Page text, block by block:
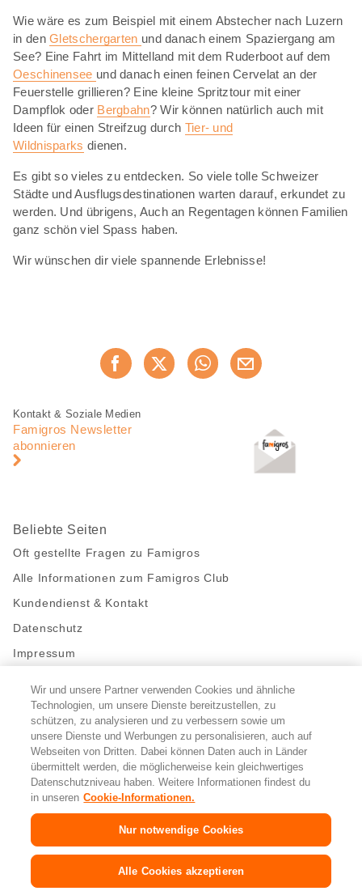
Wie wäre es zum Beispiel mit einem Abstecher nach Luzern
in denGletschergarten und danach einem Spaziergang am
See? Eine Fahrt im Mittelland mit dem Ruderboot auf dem
Oeschinensee und danach einen feinen Cervelat an der
Feuerstelle grillieren? Eine kleine Spritztour mit einer
Dampflok oder Bergbahn? Wir können natürlich auch mit
Ideen für einen Streifzug durch Tier- und
Wildnisparks dienen.
Es gibt so vieles zu entdecken. So viele tolle Schweizer
Städte und Ausflugsdestinationen warten darauf, erkundet zu
werden. Und übrigens, Auch an Regentagen können Familien
ganz schön viel Spass haben.
Wir wünschen dir viele spannende Erlebnisse!
Jetzt weiterempfehlen
Fusszeile
Fusszeile
Navigation
Kontakt & Soziale Medien
Famigros Newsletter
abonnieren
Beliebte Seiten
Oft gestellte Fragen zu Famigros
Alle Informationen zum Famigros Club
Kundendienst & Kontakt
Datenschutz
Impressum
Bleibe mit uns in Kontakt
Facebook
https://twitter.com/migros
https://www.youtube.com/user/
PinterestInstagram
Cookie-Einstellungen
© 2026 Migros-Genossenschafts-Bund
FR IT
Wir und unsere Partner verwenden Cookies und ähnliche
Technologien, um unsere Dienste bereitzustellen, zu
schützen, zu analysieren und zu verbessern sowie um
unsere Dienste und Werbungen zu personalisieren, auch auf
Webseiten von Dritten. Dabei können Daten auch in Länder
übermittelt werden, die möglicherweise kein gleichwertiges
Datenschutzniveau haben. Weitere Informationen findest du
in unseren Cookie-Informationen.
Nur notwendige Cookies
Alle Cookies akzeptieren